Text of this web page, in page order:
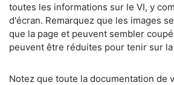
toutes les informations sur le VI, y
d'écran. Remarquez que les images
que la page et peuvent sembler
peuvent être réduites pour tenir sur la
​Notez que toute la documentation de